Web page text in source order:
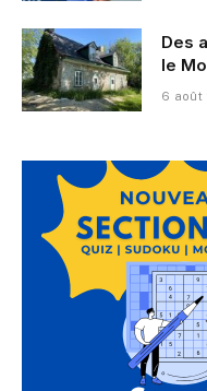
Des
le
6 août